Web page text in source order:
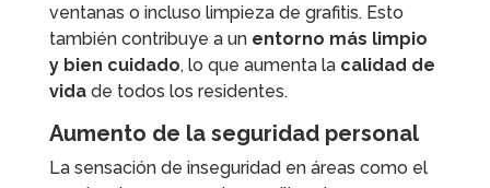
ventanas o incluso limpieza de grafitis. Esto
también contribuye a un entorno más limpio
y bien cuidado, lo que aumenta la calidad de
vidade todos los residentes.
Aumento de la seguridad personal
La sensación de inseguridad en áreas como el